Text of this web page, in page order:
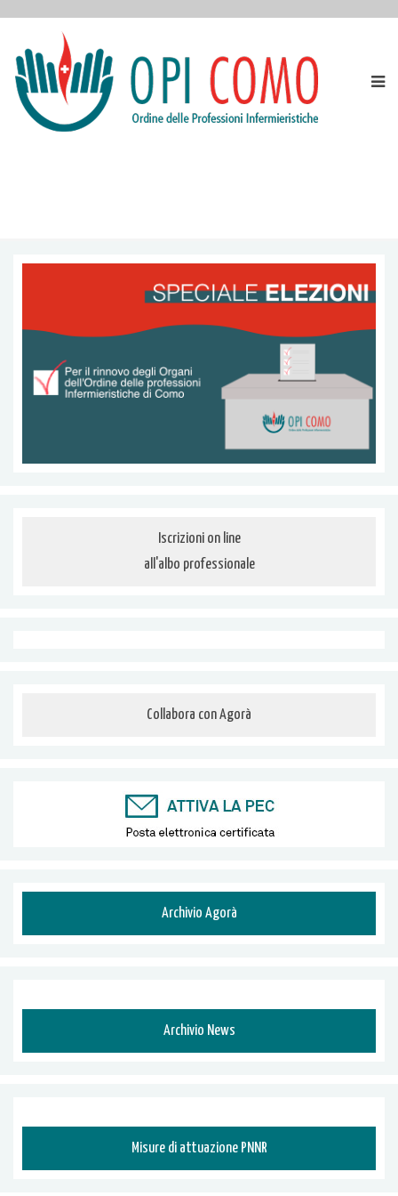
Iscrizioni on line
all'albo professionale
Collabora con Agorà
Archivio Agorà
Archivio News
Misure di attuazione PNNR